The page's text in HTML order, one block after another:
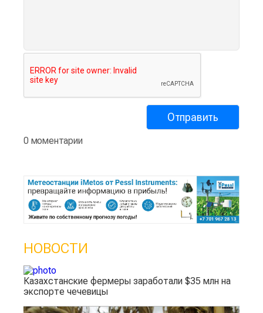
0 моментарии
НОВОСТИ
Казахстанские фермеры заработали $35 млн на
экспорте чечевицы